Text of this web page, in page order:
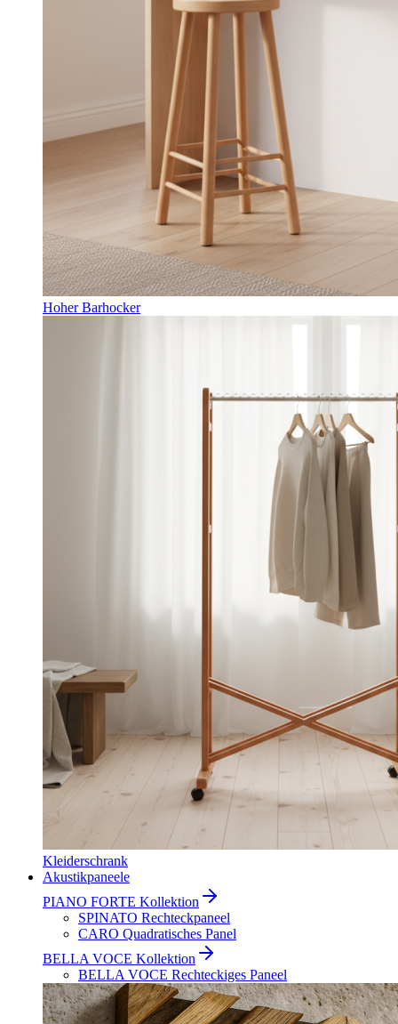
Hoher Barhocker
Kleiderschrank
Akustikpaneele
PIANO FORTE Kollektion
SPINATO Rechteckpaneel
CARO Quadratisches Panel
BELLA VOCE Kollektion
BELLA VOCE Rechteckiges Paneel